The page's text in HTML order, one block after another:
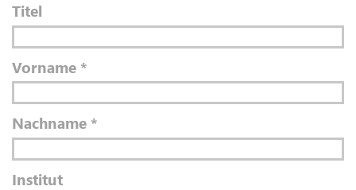
Titel
Vorname *
Nachname *
Institut